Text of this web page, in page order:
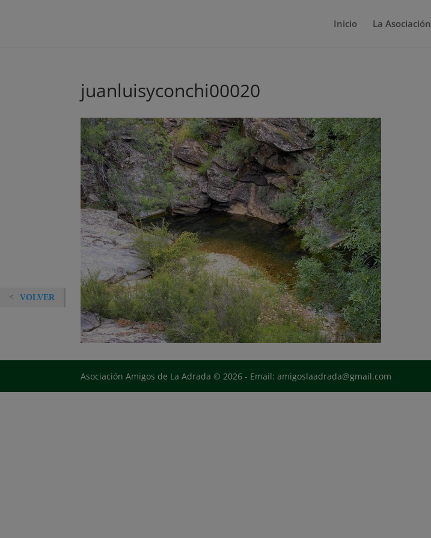
Inicio La Asociación
juanluisyconchi00020
Asociación Amigos de La Adrada © 2026 - Email: amigoslaadrada@gmail.com
VOLVER